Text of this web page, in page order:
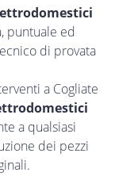
puntuale ed
di provata
a Cogliate
a qualsiasi
dei pezzi